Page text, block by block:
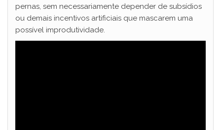
pernas, sem necessariamente depender de subsídios
ou demais incentivos artificiais que mascarem uma
possível improdutividade.